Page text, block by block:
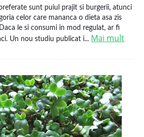
sunt puiul prajit si burgerii, atunci
celor care mananca o dieta asa zis
le si consumi in mod regulat, ar fi
Un nou studiu publicat i... Mai mult